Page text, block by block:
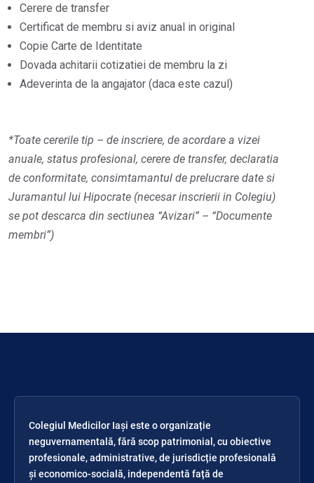
Cerere de transfer
Certificat de membru si aviz anual in original
Copie Carte de Identitate
Dovada achitarii cotizatiei de membru la zi
Adeverinta de la angajator (daca este cazul)
*Toate cererile tip – de inscriere, de acordare a vizei
anuale, status profesional, cerere de transfer, declaratia
de conformitate, consimtamantul de prelucrare date si
Juramantul lui Hipocrate (necesar inscrierii in Colegiu)
se pot descarca din sectiunea “Avizari” – “Documente
membri”)
Colegiul Medicilor Iași este o organizație
neguvernamentală, fără scop patrimonial, cu obiective
profesionale, administrative, de jurisdicție profesională
și economico-socială, independentă față de